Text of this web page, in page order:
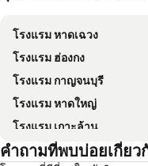
โรงแรม หาดเฉวง
โรงแรม ฮ่องกง
โรงแรม กาญจนบุรี
โรงแรม หาดใหญ่
โรงแรม เกาะล้าน
โรงแรม นครราชสีมา
คำถามที่พบบ่อยเกี่ยว